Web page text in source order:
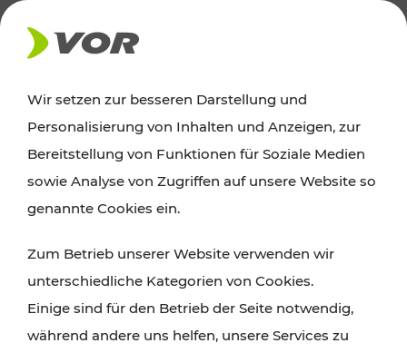
AKTUELLES
News
Alle wichtigen Meldungen zu Fahrplanänderungen,
finden Sie hier im Überblick.
Wir setzen zur besseren Darstellung und
Personalisierung von Inhalten und Anzeigen, zur
Bereitstellung von Funktionen für Soziale Medien
sowie Analyse von Zugriffen auf unsere Website so
genannte Cookies ein.
Zum Betrieb unserer Website verwenden wir
unterschiedliche Kategorien von Cookies.
Einige sind für den Betrieb der Seite notwendig,
während andere uns helfen, unsere Services zu